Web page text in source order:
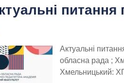
Актуальні
обласна рада ;
Хмельницький: